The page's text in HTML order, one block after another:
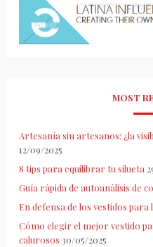
MOST
Artesanía sin artesanos: ¿la
12/09/2025
8 tips para equilibrar tu silueta
Guía rápida de autoanálisis de
En defensa de los vestidos para
Cómo elegir el mejor vestido
calurosos 30/05/2025